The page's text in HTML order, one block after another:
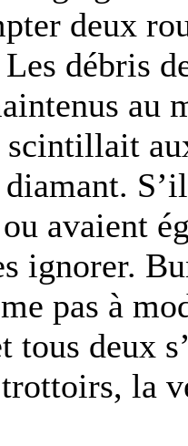
deux
débris
au
avaient
ignorer.
pas à
tous deux
la